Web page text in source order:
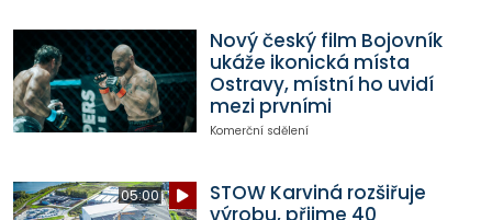
Nový český film Bojovník
ukáže ikonická místa
Ostravy, místní ho uvidí
mezi prvními
Komerční sdělení
05:00
STOW Karviná rozšiřuje